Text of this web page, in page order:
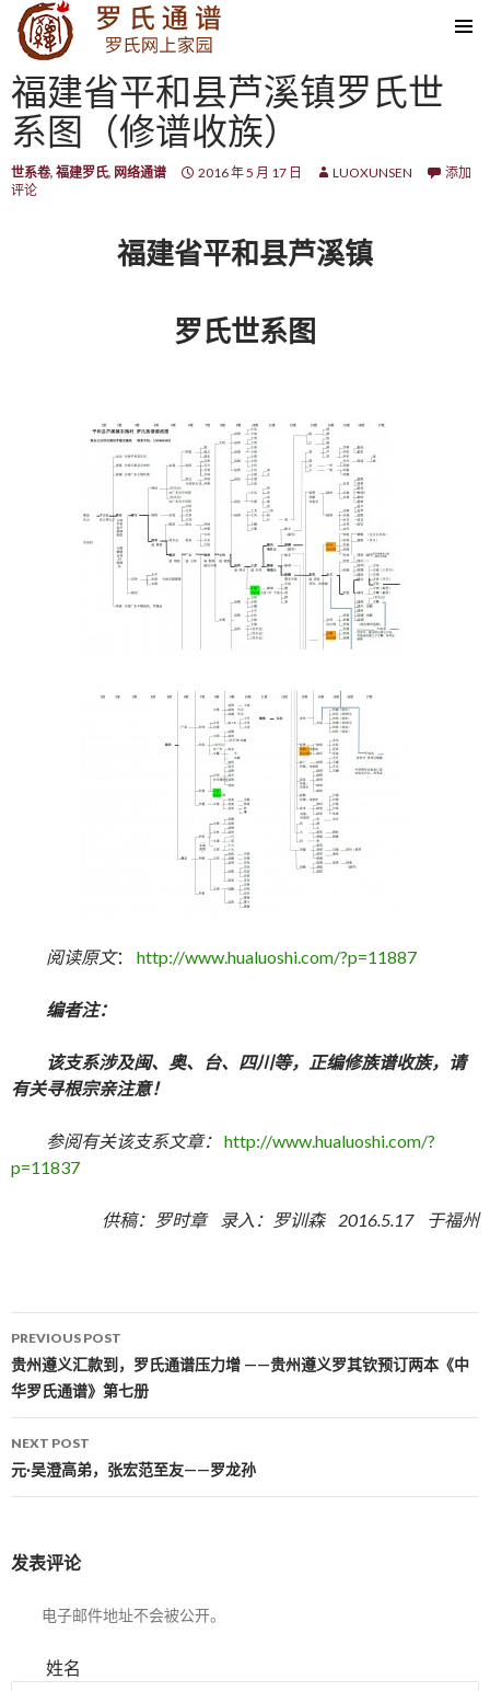
SKIP TO CONTENT
福建省平和县芦溪镇罗氏世
系图（修谱收族）
世系卷, 福建罗氏, 网络通谱 2016 年 5 月 17 日 LUOXUNSEN
添加
评论
福建省平和县芦溪镇
罗氏世系图
阅读原文： http://www.hualuoshi.com/?p=11887
编者注：
该支系涉及闽、奥、台、四川等，正编修族谱收族，请
有关寻根宗亲注意！
参阅有关该支系文章： http://www.hualuoshi.com/?
p=11837
供稿：罗时章 录入：罗训森 2016.5.17 于福州
Post navigation
PREVIOUS POST
贵州遵义汇款到，罗氏通谱压力增 ——贵州遵义罗其钦预订两本《中
华罗氏通谱》第七册
NEXT POST
元·吴澄高弟，张宏范至友——罗龙孙
发表评论
电子邮件地址不会被公开。
姓名